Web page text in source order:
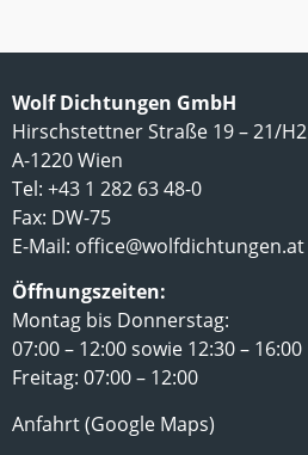
Wolf Dichtungen GmbH
Hirschstettner Straße 19 – 21/H2
A-1220 Wien
Tel: +43 1 282 63 48-0
Fax: DW-75
E-Mail: office@wolfdichtungen.at
Öffnungszeiten:
Montag bis Donnerstag:
07:00 – 12:00 sowie 12:30 – 16:00
Freitag: 07:00 – 12:00
Anfahrt (Google Maps)